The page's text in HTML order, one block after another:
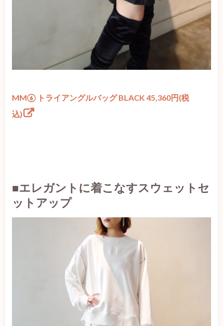
MM⑥ トライアングルバッグ BLACK 45,360円(税
込)
■エレガントに着こなすスウェットセ
ットアップ